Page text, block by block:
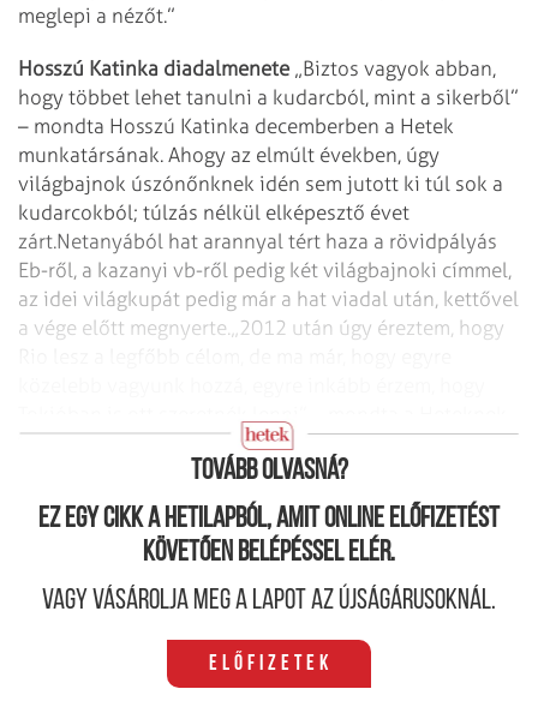
meglepi a nézőt.”
Hosszú Katinka diadalmenete „Biztos vagyok abban,
hogy többet lehet tanulni a kudarcból, mint a sikerből”
– mondta Hosszú Katinka decemberben a Hetek
munkatársának. Ahogy az elmúlt években, úgy
világbajnok úszónőnknek idén sem jutott ki túl sok a
kudarcokból; túlzás nélkül elképesztő évet
zárt.Netanyából hat arannyal tért haza a rövidpályás
Eb-ről, a kazanyi vb-ről pedig két világbajnoki címmel,
az idei világkupát pedig már a hat viadal után, kettővel
a vége előtt megnyerte.„2012 után úgy éreztem, hogy
Tovább olvasná?
Ez egy cikk a hetilapból, amit online előfizetést
követően belépéssel elér.
Vagy vásárolja meg a lapot az újságárusoknál.
Előfizetek